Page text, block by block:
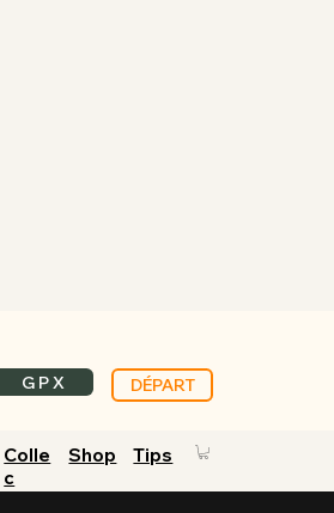
Colle
c
Shop Tips
G P X DÉPART